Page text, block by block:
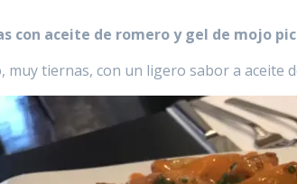
con aceite de romero y gel de mojo
muy tiernas, con un ligero sabor a aceite